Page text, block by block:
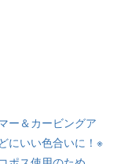
ー＆カービングア
にいい色合いに！※